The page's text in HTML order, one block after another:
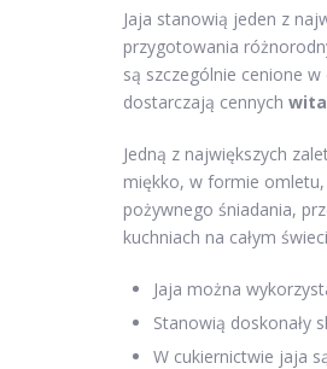
Jaja stanowią jeden z
przygotowania
są szczególnie cenione
dostarczają cennych
Jedną z największych
miękko, w formie omletu,
pożywnego śniadania,
kuchniach na całym
Jaja można
Stanowią doskonały
W cukiernictwie jaja